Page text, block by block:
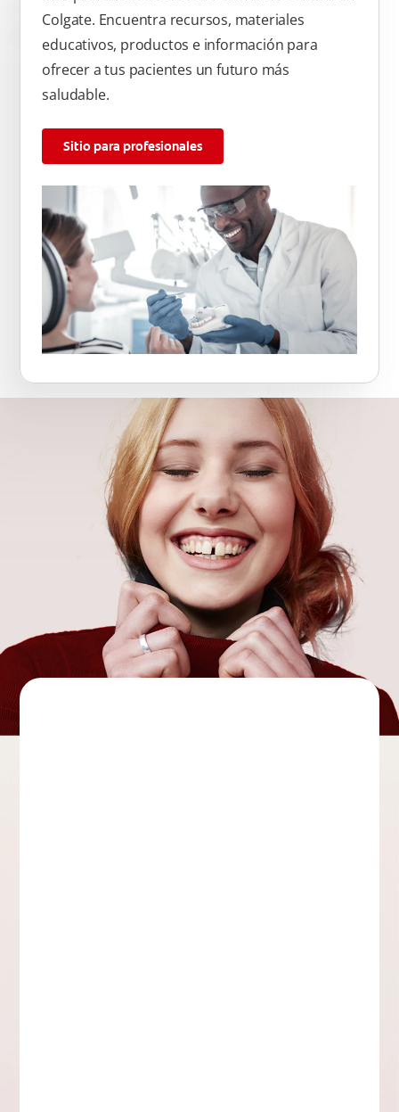
Colgate. Encuentra recursos, materiales
educativos, productos e información para
ofrecer a tus pacientes un futuro más
saludable.
Sitio para profesionales